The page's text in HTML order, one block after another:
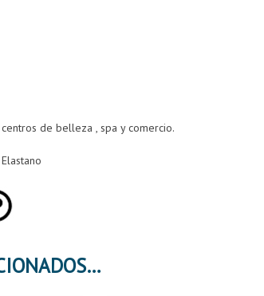
de belleza , spa y comercio.
PRODUCTOS RELACIONADOS